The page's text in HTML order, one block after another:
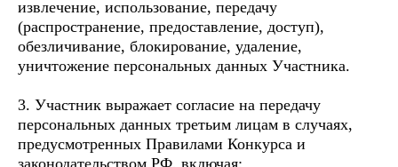
извлечение, использование, передачу
(распространение, предоставление, доступ),
обезличивание, блокирование, удаление,
уничтожение персональных данных Участника.
3. Участник выражает согласие на передачу
персональных данных третьим лицам в случаях,
предусмотренных Правилами Конкурса и
законодательством РФ, включая: